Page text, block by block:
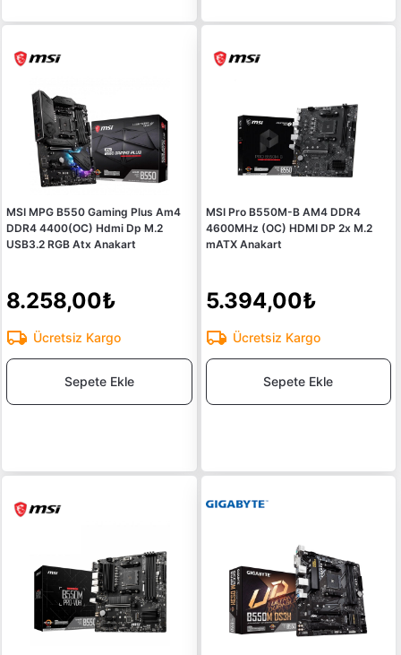
MSI MPG B550 Gaming Plus Am4
DDR4 4400(OC) Hdmi Dp M.2
USB3.2 RGB Atx Anakart
8.258,00₺
Ücretsiz Kargo
Sepete Ekle
MSI Pro B550M-B AM4 DDR4
4600MHz (OC) HDMI DP 2x M.2
mATX Anakart
5.394,00₺
Ücretsiz Kargo
Sepete Ekle